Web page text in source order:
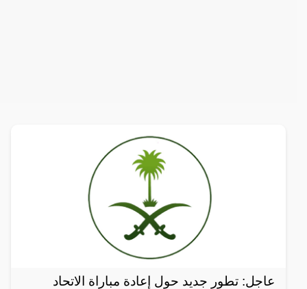
عاجل: تطور جديد حول إعادة مباراة الاتحاد